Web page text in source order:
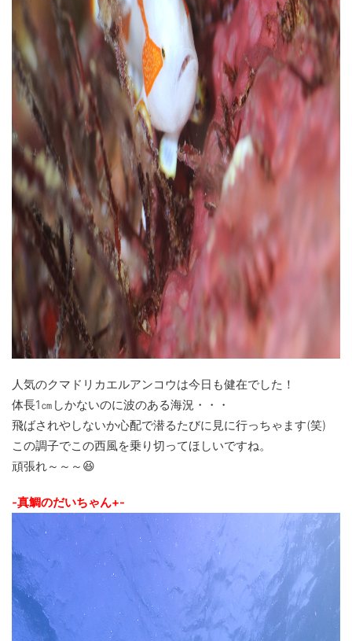
人気のクマドリカエルアンコウは今日も健在でした！
体長1㎝しかないのに波のある海況・・・
飛ばされやしないか心配で潜るたびに見に行っちゃます(笑)
この調子でこの西風を乗り切ってほしいですね。
頑張れ～～～😆
-真鯛のだいちゃん+-